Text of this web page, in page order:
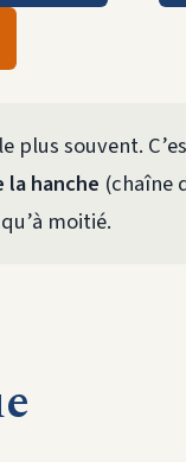
plus souvent.
hanche (chaîne
moitié.